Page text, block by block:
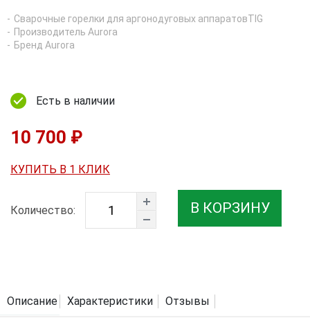
Сварочные горелки для аргонодуговых аппаратовTIG
Производитель Aurora
Бренд Aurora
Есть в наличии
10 700 ₽
КУПИТЬ В 1 КЛИК
Количество: В КОРЗИНУ
Описание Характеристики Отзывы